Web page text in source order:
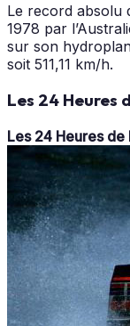
Le record absolu
1978 par
sur son
soit 511,11 km/h.
Les 24 Heures
Les 24 Heures de